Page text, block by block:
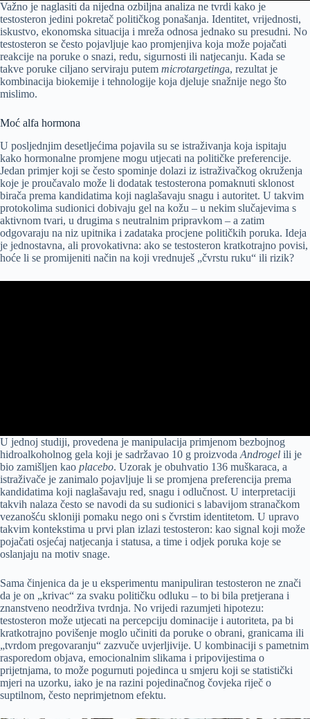
Važno je naglasiti da nijedna ozbiljna analiza ne tvrdi kako je
testosteron jedini pokretač političkog ponašanja. Identitet, vrijednosti,
iskustvo, ekonomska situacija i mreža odnosa jednako su presudni. No
testosteron se često pojavljuje kao promjenjiva koja može pojačati
reakcije na poruke o snazi, redu, sigurnosti ili natjecanju. Kada se
takve poruke ciljano serviraju putem microtargetinga, rezultat je
kombinacija biokemije i tehnologije koja djeluje snažnije nego što
mislimo.
Moć alfa hormona
U posljednjim desetljećima pojavila su se istraživanja koja ispitaju
kako hormonalne promjene mogu utjecati na političke preferencije.
Jedan primjer koji se često spominje dolazi iz istraživačkog okruženja
koje je proučavalo može li dodatak testosterona pomaknuti sklonost
birača prema kandidatima koji naglašavaju snagu i autoritet. U takvim
protokolima sudionici dobivaju gel na kožu – u nekim slučajevima s
aktivnom tvari, u drugima s neutralnim pripravkom – a zatim
odgovaraju na niz upitnika i zadataka procjene političkih poruka. Ideja
je jednostavna, ali provokativna: ako se testosteron kratkotrajno povisi,
hoće li se promijeniti način na koji vrednuješ „čvrstu ruku“ ili rizik?
U jednoj studiji, provedena je manipulacija primjenom bezbojnog
hidroalkoholnog gela koji je sadržavao 10 g proizvoda Androgel ili je
bio zamišljen kao placebo. Uzorak je obuhvatio 136 muškaraca, a
istraživače je zanimalo pojavljuje li se promjena preferencija prema
kandidatima koji naglašavaju red, snagu i odlučnost. U interpretaciji
takvih nalaza često se navodi da su sudionici s labavijom stranačkom
vezanošću skloniji pomaku nego oni s čvrstim identitetom. U upravo
takvim kontekstima u prvi plan izlazi testosteron: kao signal koji može
pojačati osjećaj natjecanja i statusa, a time i odjek poruka koje se
oslanjaju na motiv snage.
Sama činjenica da je u eksperimentu manipuliran testosteron ne znači
da je on „krivac“ za svaku političku odluku – to bi bila pretjerana i
znanstveno neodrživa tvrdnja. No vrijedi razumjeti hipotezu:
testosteron može utjecati na percepciju dominacije i autoriteta, pa bi
kratkotrajno povišenje moglo učiniti da poruke o obrani, granicama ili
„tvrdom pregovaranju“ zazvuče uvjerljivije. U kombinaciji s pametnim
rasporedom objava, emocionalnim slikama i pripovijestima o
prijetnjama, to može pogurnuti pojedinca u smjeru koji se statistički
mjeri na uzorku, iako je na razini pojedinačnog čovjeka riječ o
suptilnom, često neprimjetnom efektu.